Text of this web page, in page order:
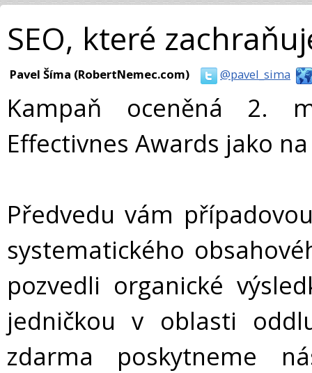
SEO, které
Pavel Šíma (RobertNemec.com) @pavel_sima
Kampaň oceněná 2.
Effectivnes Awards jako
Předvedu vám
systematického
pozvedli organické
jedničkou v oblasti
zdarma poskytneme